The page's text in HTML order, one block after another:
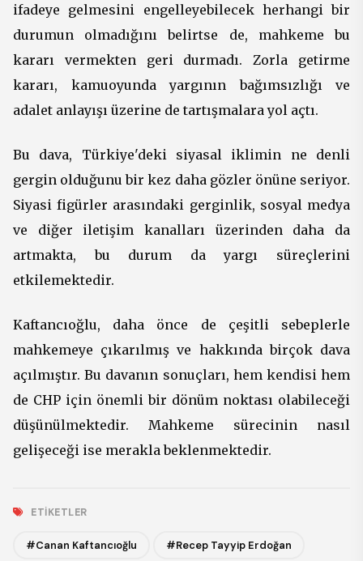
ifadeye gelmesini engelleyebilecek herhangi bir
durumun olmadığını belirtse de, mahkeme bu
kararı vermekten geri durmadı. Zorla getirme
kararı, kamuoyunda yargının bağımsızlığı ve
adalet anlayışı üzerine de tartışmalara yol açtı.
Bu dava, Türkiye'deki siyasal iklimin ne denli
gergin olduğunu bir kez daha gözler önüne seriyor.
Siyasi figürler arasındaki gerginlik, sosyal medya
ve diğer iletişim kanalları üzerinden daha da
artmakta, bu durum da yargı süreçlerini
etkilemektedir.
Kaftancıoğlu, daha önce de çeşitli sebeplerle
mahkemeye çıkarılmış ve hakkında birçok dava
açılmıştır. Bu davanın sonuçları, hem kendisi hem
de CHP için önemli bir dönüm noktası olabileceği
düşünülmektedir. Mahkeme sürecinin nasıl
gelişeceği ise merakla beklenmektedir.
ETIKETLER
#Canan Kaftancıoğlu #Recep Tayyip Erdoğan